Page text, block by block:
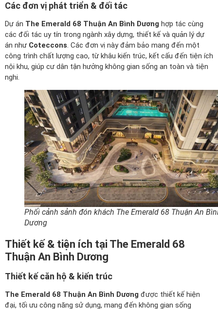
Các đơn vị phát triển & đối tác
Dự án The Emerald 68 Thuận An Bình Dương hợp tác cùng
các đối tác uy tín trong ngành xây dựng, thiết kế và quản lý dự
án như Coteccons. Các đơn vị này đảm bảo mang đến một
công trình chất lượng cao, từ khâu kiến trúc, kết cấu đến tiện ích
nội khu, giúp cư dân tận hưởng không gian sống an toàn và tiện
nghi.
Phối cảnh sảnh đón khách The Emerald 68 Thuận An
Dương
Thiết kế & tiện ích tại The Emerald 68
Thuận An Bình Dương
Thiết kế căn hộ & kiến trúc
The Emerald 68 Thuận An Bình Dương được thiết kế hiện
đại, tối ưu công năng sử dụng, mang đến không gian sống